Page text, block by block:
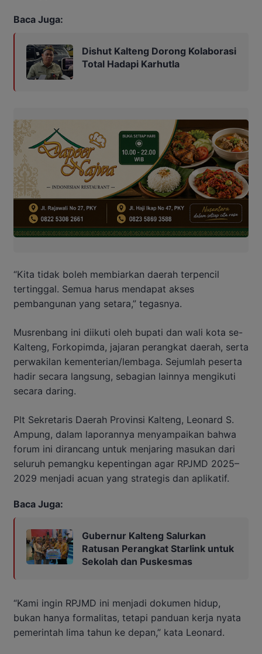
Baca Juga:
Dishut Kalteng Dorong Kolaborasi
Total Hadapi Karhutla
“Kita tidak boleh membiarkan daerah terpencil
tertinggal. Semua harus mendapat akses
pembangunan yang setara,” tegasnya.
Musrenbang ini diikuti oleh bupati dan wali kota se-
Kalteng, Forkopimda, jajaran perangkat daerah, serta
perwakilan kementerian/lembaga. Sejumlah peserta
hadir secara langsung, sebagian lainnya mengikuti
secara daring.
Plt Sekretaris Daerah Provinsi Kalteng, Leonard S.
Ampung, dalam laporannya menyampaikan bahwa
forum ini dirancang untuk menjaring masukan dari
seluruh pemangku kepentingan agar RPJMD 2025–
2029 menjadi acuan yang strategis dan aplikatif.
Baca Juga:
Gubernur Kalteng Salurkan
Ratusan Perangkat Starlink untuk
Sekolah dan Puskesmas
“Kami ingin RPJMD ini menjadi dokumen hidup,
bukan hanya formalitas, tetapi panduan kerja nyata
pemerintah lima tahun ke depan,” kata Leonard.